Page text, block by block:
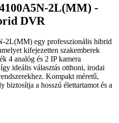
2L(MM) -
DVR
2L(MM) egy professzionális hibrid
kifejezetten szakemberek
4 analóg és 2 IP kamera
ideális választás otthoni, irodai
Kompakt méretű,
biztosítja a hosszú élettartamot és a